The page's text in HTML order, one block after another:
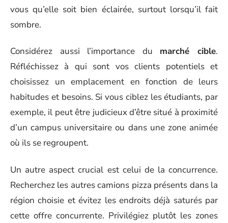
vous qu’elle soit bien éclairée, surtout lorsqu’il fait
sombre.
Considérez aussi l’importance du marché cible.
Réfléchissez à qui sont vos clients potentiels et
choisissez un emplacement en fonction de leurs
habitudes et besoins. Si vous ciblez les étudiants, par
exemple, il peut être judicieux d’être situé à proximité
d’un campus universitaire ou dans une zone animée
où ils se regroupent.
Un autre aspect crucial est celui de la concurrence.
Recherchez les autres camions pizza présents dans la
région choisie et évitez les endroits déjà saturés par
cette offre concurrente. Privilégiez plutôt les zones